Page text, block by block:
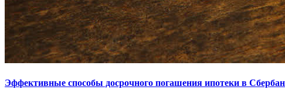
Эффективные способы досрочного погашения ипотеки в